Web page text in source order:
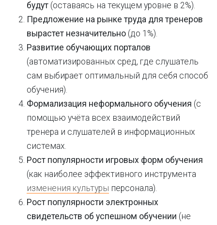
будут (оставаясь на текущем уровне в 2%).
Предложение на рынке труда для тренеров
вырастет незначительно (до 1%).
Развитие обучающих порталов
(автоматизированных сред, где слушатель
сам выбирает оптимальный для себя способ
обучения).
Формализация неформального обучения (с
помощью учёта всех взаимодействий
тренера и слушателей в информационных
системах.
Рост популярности игровых форм обучения
(как наиболее эффективного инструмента
изменения культуры персонала).
Рост популярности электронных
свидетельств об успешном обучении (не